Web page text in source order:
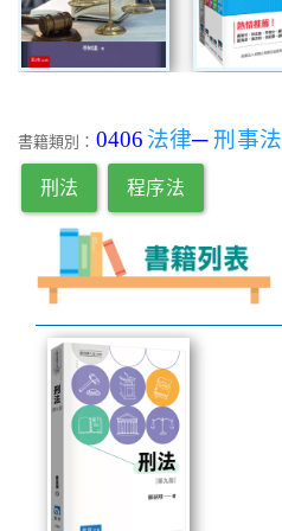
書籍類別： 0406 法律─刑事法
刑法 程序法